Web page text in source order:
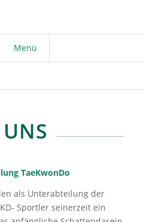
Menü
TaeKwonDo
als Unterabteilung der
Sportler seinerzeit ein